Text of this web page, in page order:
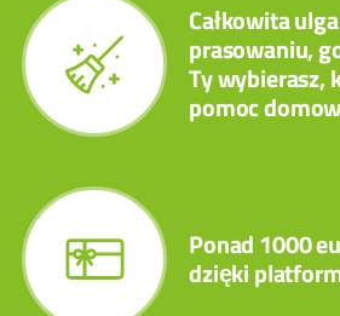
Całkowita
prasowaniu,
Ty wybierasz,
pomoc
Ponad 1000
dzięki